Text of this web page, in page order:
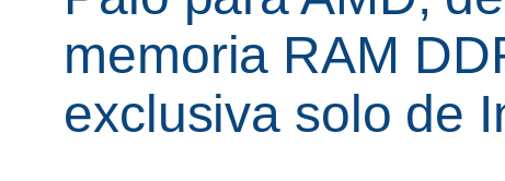
memoria RAM
exclusiva solo de